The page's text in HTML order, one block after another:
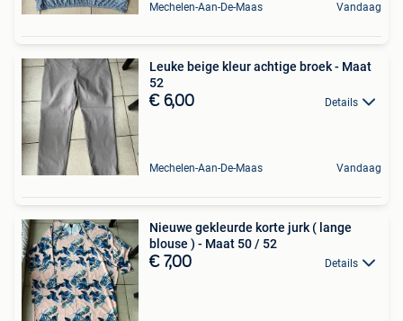
Mechelen-Aan-De-Maas Vandaag
Leuke beige kleur achtige broek - Maat
52
€ 6,00 Details
Mechelen-Aan-De-Maas Vandaag
Nieuwe gekleurde korte jurk ( lange
blouse ) - Maat 50 / 52
€ 7,00 Details